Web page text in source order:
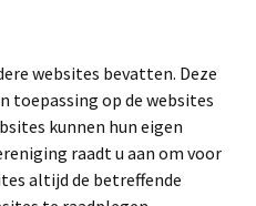
websites bevatten. Deze
toepassing op de websites
kunnen hun eigen
raadt u aan om voor
altijd de betreffende